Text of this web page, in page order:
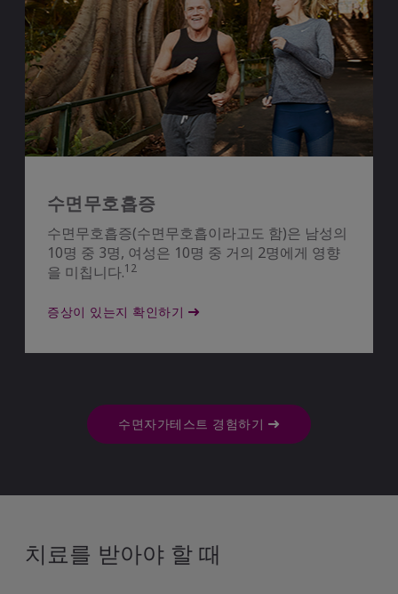
수면무호흡증
수면무호흡증(수면무호흡이라고도 함)은 남성의
10명 중 3명, 여성은 10명 중 거의 2명에게 영향
을 미칩니다.12
증상이 있는지 확인하기
수면자가테스트 경험하기
치료를 받아야 할 때